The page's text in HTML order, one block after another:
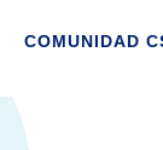
COMUNIDAD